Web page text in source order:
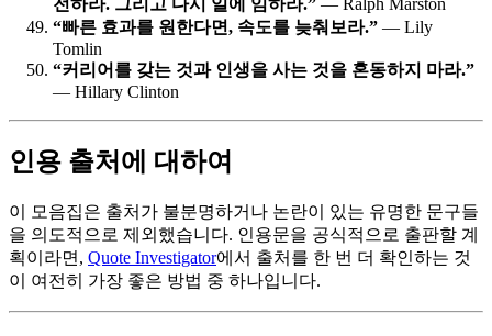
전하라. 그리고 다시 일에 임하라.” — Ralph Marston
“빠른 효과를 원한다면, 속도를 늦춰보라.” — Lily
Tomlin
“커리어를 갖는 것과 인생을 사는 것을 혼동하지 마라.”
— Hillary Clinton
인용 출처에 대하여
이 모음집은 출처가 불분명하거나 논란이 있는 유명한 문구들
을 의도적으로 제외했습니다. 인용문을 공식적으로 출판할 계
획이라면, Quote Investigator에서 출처를 한 번 더 확인하는 것
이 여전히 가장 좋은 방법 중 하나입니다.